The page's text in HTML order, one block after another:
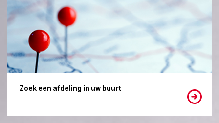
Zoek een afdeling in uw buurt